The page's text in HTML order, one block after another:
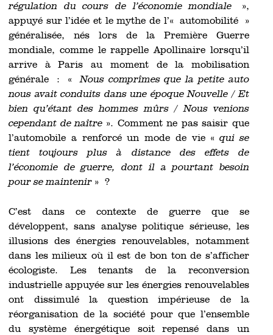
régulation du cours de l’économie mondiale »,
appuyé sur l’idée et le mythe de l’« automobilité »
généralisée, nés lors de la Première Guerre
mondiale, comme le rappelle Apollinaire lorsqu’il
arrive à Paris au moment de la mobilisation
générale : «Nous comprîmes que la petite auto
nous avait conduits dans une époque Nouvelle / Et
bien qu’étant des hommes mûrs / Nous venions
cependant de naître ». Comment ne pas saisir que
l’automobile a renforcé un mode de vie « qui se
tient toujours plus à distance des effets de
l’économie de guerre, dont il a pourtant besoin
pour se maintenir » ?
C’est dans ce contexte de guerre que se
développent, sans analyse politique sérieuse, les
illusions des énergies renouvelables, notamment
dans les milieux où il est de bon ton de s’afficher
écologiste. Les tenants de la reconversion
industrielle appuyée sur les énergies renouvelables
ont dissimulé la question impérieuse de la
réorganisation de la société pour que l’ensemble
du système énergétique soit repensé dans un